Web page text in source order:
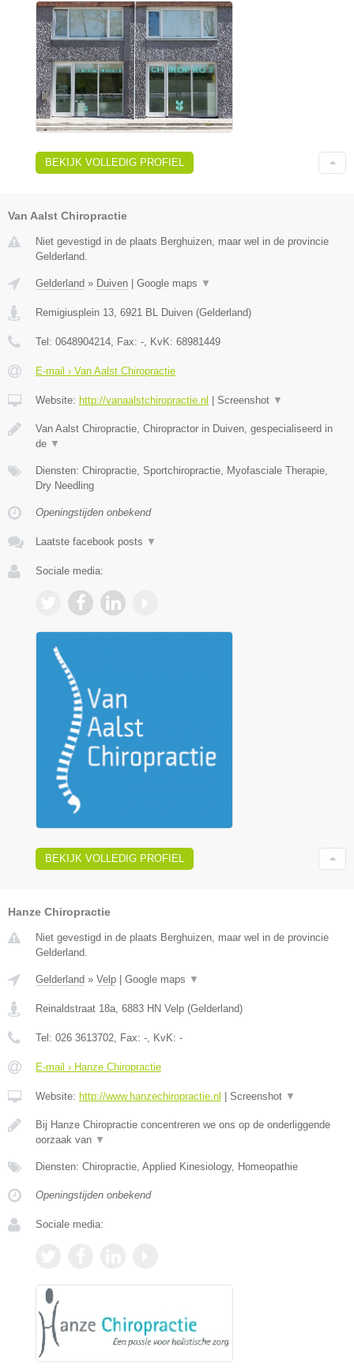
BEKIJK VOLLEDIG PROFIEL
Van Aalst Chiropractie
Niet gevestigd in de plaats Berghuizen, maar wel in de provincie
Gelderland.
Gelderland » Duiven | Google maps ▼
Remigiusplein 13 6921 BL Duiven (Gelderland)
Tel: 0648904214 , Fax: - , KvK: 68981449
E-mail › Van Aalst Chiropractie
Website: http://vanaalstchiropractie.nl | Screenshot ▼
Van Aalst Chiropractie, Chiropractor in Duiven, gespecialiseerd in
de ▼
Diensten: Chiropractie, Sportchiropractie, Myofasciale Therapie,
Dry Needling
Openingstijden onbekend
Laatste facebook posts ▼
Sociale media:
BEKIJK VOLLEDIG PROFIEL
Hanze Chiropractie
Niet gevestigd in de plaats Berghuizen, maar wel in de provincie
Gelderland.
Gelderland » Velp | Google maps ▼
Reinaldstraat 18a 6883 HN Velp (Gelderland)
Tel: 026 3613702 , Fax: - , KvK: -
E-mail › Hanze Chiropractie
Website: http://www.hanzechiropractie.nl | Screenshot ▼
Bij Hanze Chiropractie concentreren we ons op de onderliggende
oorzaak van ▼
Diensten: Chiropractie, Applied Kinesiology, Homeopathie
Openingstijden onbekend
Sociale media: